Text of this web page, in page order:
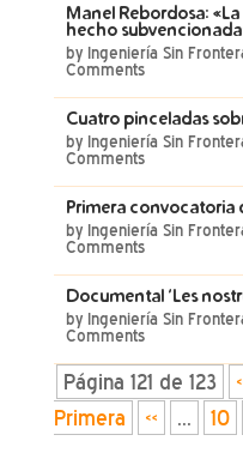
Manel Rebordosa:
hecho
by Ingeniería Sin
Comments
Cuatro pinceladas
by Ingeniería Sin
Comments
Primera convocatoria
by Ingeniería Sin
Comments
Documental ‘Les
by Ingeniería Sin
Comments
Página 121 de 123
Primera
« ... 10